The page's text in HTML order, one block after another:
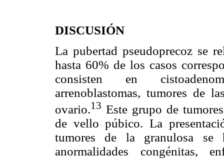
DISCUSIÓN
La pubertad pseudoprecoz se
hasta 60% de los casos
consisten en
arrenoblastomas, tumores de
ovario.13 Este grupo de
de vello púbico. La
tumores de la granulosa se
anormalidades congénitas,